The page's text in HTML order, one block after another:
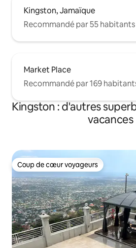
Kingston, Jamaïque
Recommandé par 55 habitants
Market Place
Recommandé par 169
Kingston : d'autres
vacances
Coup de cœur voyageurs
Coup de cœur voyageurs